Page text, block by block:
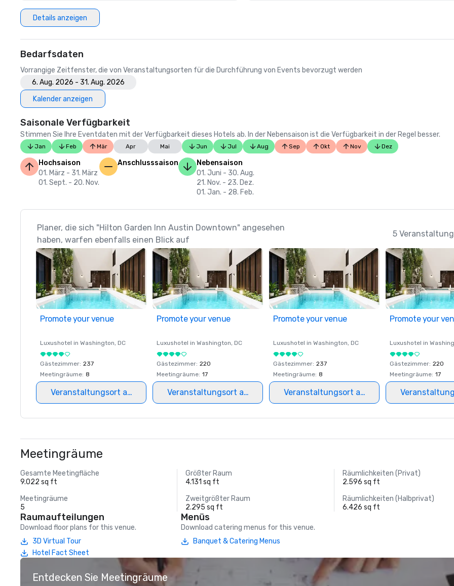
Details anzeigen
Bedarfsdaten
Vorrangige Zeitfenster, die von Veranstaltungsorten für die Durchführung von Events bevorzugt werden
6. Aug. 2026 - 31. Aug. 2026
Kalender anzeigen
Saisonale Verfügbarkeit
Stimmen Sie Ihre Eventdaten mit der Verfügbarkeit dieses Hotels ab. In der Nebensaison ist die Verfügbarkeit in der Regel besser.
Jan Feb Mär Apr Mai Jun Jul Aug Sep Okt Nov Dez
Hochsaison
01. März - 31. März
01. Sept. - 20. Nov.
Anschlusssaison
Nebensaison
01. Juni - 30. Aug.
21. Nov. - 23. Dez.
01. Jan. - 28. Feb.
Planer, die sich "Hilton Garden Inn Austin Downtown" angesehen
haben, warfen ebenfalls einen Blick auf
5
Promote your venue
Luxushotel in Washington, DC
Gästezimmer: 237
Meetingräume: 8
Veranstaltungsort auswählen
Promote your venue
Luxushotel in Washington, DC
Gästezimmer: 220
Meetingräume: 17
Veranstaltungsort auswählen
Promote your venue
Luxushotel in Washington, DC
Gästezimmer: 237
Meetingräume: 8
Veranstaltungsort auswählen
Promote your
Luxushotel in
Gästezimmer: 220
Meetingräume: 17
Meetingräume
Gesamte Meetingfläche
9.022 sq ft
Größter Raum
4.131 sq ft
Räumlichkeiten (Privat)
2.596 sq ft
Meetingräume
5
Zweitgrößter Raum
2.295 sq ft
Räumlichkeiten (Halbprivat)
6.426 sq ft
Raumaufteilungen
Download floor plans for this venue.
3D Virtual Tour
Hotel Fact Sheet
Menüs
Download catering menus for this venue.
Banquet & Catering Menus
Entdecken Sie Meetingräume